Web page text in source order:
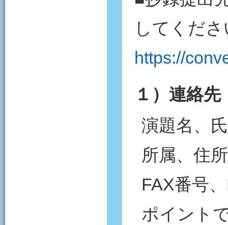
してくだ
https://
１）連絡
演題名、
所属、住
FAX番号
ポイント